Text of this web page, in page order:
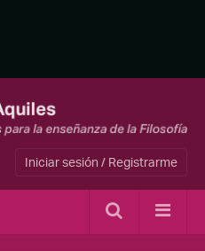
Iniciar sesión / Registrarme